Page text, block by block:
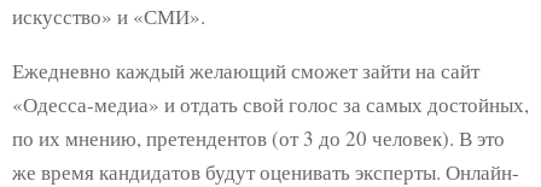
искусство» и «СМИ».
Ежедневно каждый желающий сможет зайти на сайт
«Одесса-медиа» и отдать свой голос за самых достойных,
по их мнению, претендентов (от 3 до 20 человек). В это
же время кандидатов будут оценивать эксперты. Онлайн-